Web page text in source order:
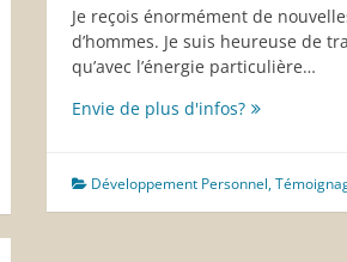
Je reçois énormément de
d’hommes. Je suis heureuse de
qu’avec l’énergie particulière…
Envie de plus d'infos?“Je
de
fluidité
Développement Personnel,